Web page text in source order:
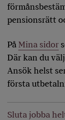
pensionsrätt
På Mina sidor
Där kan du
Ansök helst
första
Sluta jobba